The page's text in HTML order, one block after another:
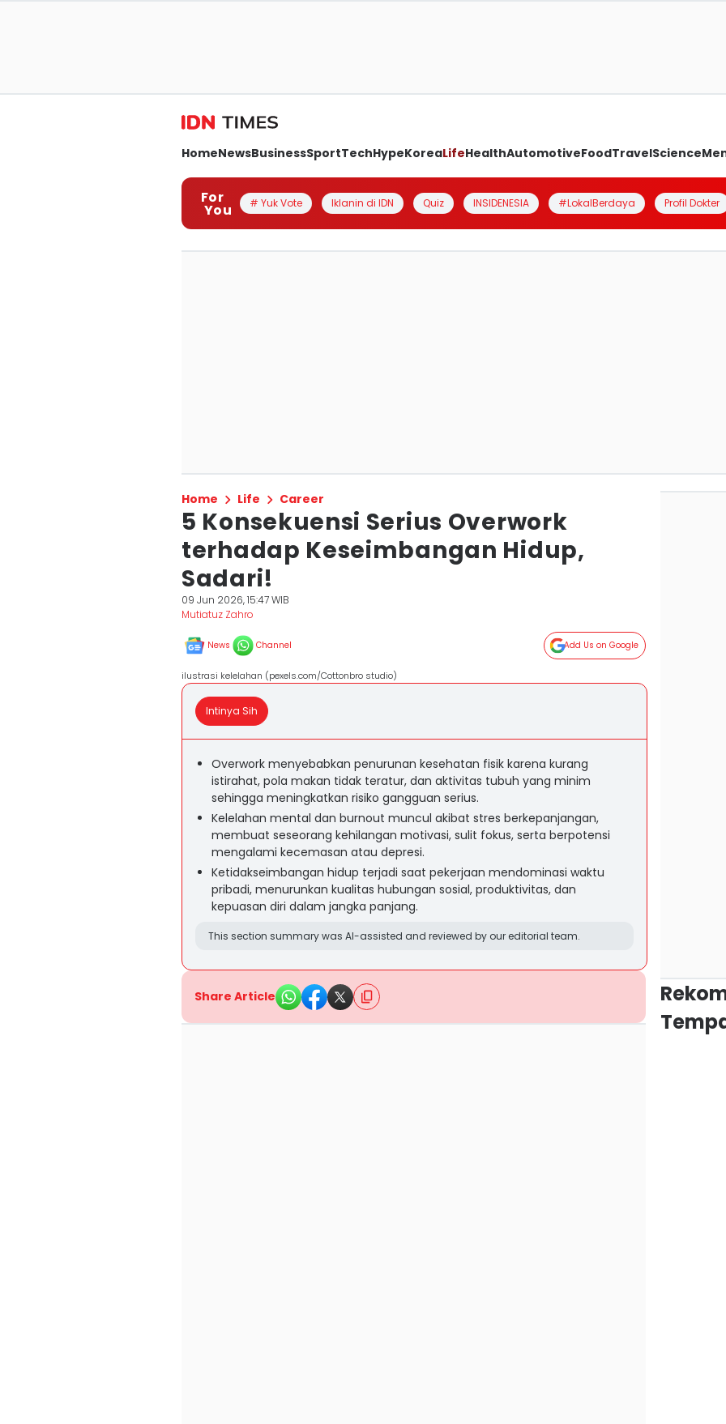
HomeNewsBusinessSportTechHypeKoreaLifeHealthAutomotiveFoodTravelScience
For
You # Yuk Vote Iklanin di IDN Quiz INSIDENESIA #LokalBerdaya Profil Dokter
Home Life Career
5 Konsekuensi Serius Overwork
terhadap Keseimbangan Hidup,
Sadari!
09 Jun 2026, 15:47 WIB
Mutiatuz Zahro
News Channel Add Us on Google
ilustrasi kelelahan (pexels.com/Cottonbro studio)
Intinya Sih
Overwork menyebabkan penurunan kesehatan fisik karena kurang
istirahat, pola makan tidak teratur, dan aktivitas tubuh yang minim
sehingga meningkatkan risiko gangguan serius.
Kelelahan mental dan burnout muncul akibat stres berkepanjangan,
membuat seseorang kehilangan motivasi, sulit fokus, serta berpotensi
mengalami kecemasan atau depresi.
Ketidakseimbangan hidup terjadi saat pekerjaan mendominasi waktu
pribadi, menurunkan kualitas hubungan sosial, produktivitas, dan
kepuasan diri dalam jangka panjang.
This section summary was AI-assisted and reviewed by our editorial team.
Share Article